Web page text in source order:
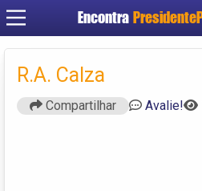
Encontra
R.A. Calza
Compartilhar Avalie!